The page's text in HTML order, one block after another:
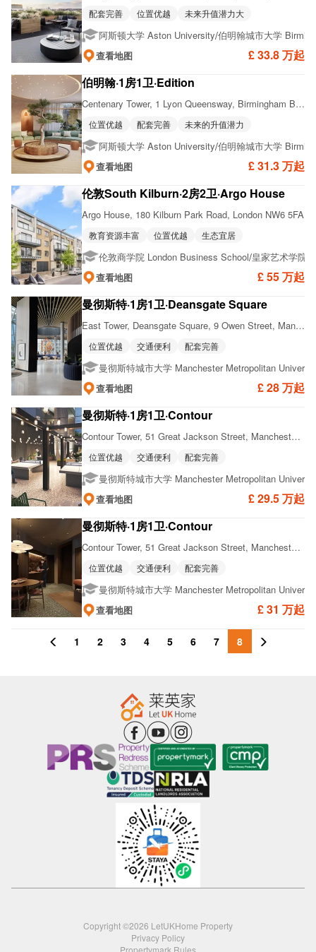
£ 33.8 万起
配套完善 位置优越 未来升值潜力大
阿斯顿大学 Aston University/伯明翰城市大学
查看地图
伯明翰·1房1卫·Edition
£ 31.3 万起
Centenary Tower, 1 Lyon Queensway, Birmingham B1 2NB
位置优越 配套完善 未来的升值潜力
阿斯顿大学 Aston University/伯明翰城市大学
查看地图
伦敦South Kilburn·2房2卫·Argo House
£ 55 万起
Argo House, 180 Kilburn Park Road, London NW6 5FA
教育资源丰富 位置优越 生态宜居
伦敦商学院 London Business School/皇家艺术学院
查看地图
曼彻斯特·1房1卫·Deansgate Square
£ 28 万起
East Tower, Deansgate Square, 9 Owen Street, Manchester M15 4UB
位置优越 交通便利 配套完善
曼彻斯特城市大学 Manchester Metropolitan
查看地图
曼彻斯特·1房1卫·Contour
£ 29.5 万起
Contour Tower, 51 Great Jackson Street, Manchester M15 4GA
位置优越 交通便利 配套完善
曼彻斯特城市大学 Manchester Metropolitan
查看地图
曼彻斯特·1房1卫·Contour
£ 31 万起
Contour Tower, 51 Great Jackson Street, Manchester M15 4GN
位置优越 交通便利 配套完善
曼彻斯特城市大学 Manchester Metropolitan
查看地图
1 2 3 4 5 6 7 8
Copyright ©2026 LetUKHome Property
Privacy Policy
Propertymark Rules